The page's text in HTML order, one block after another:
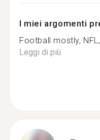
I miei argomenti
Football mostly,
Leggi di più